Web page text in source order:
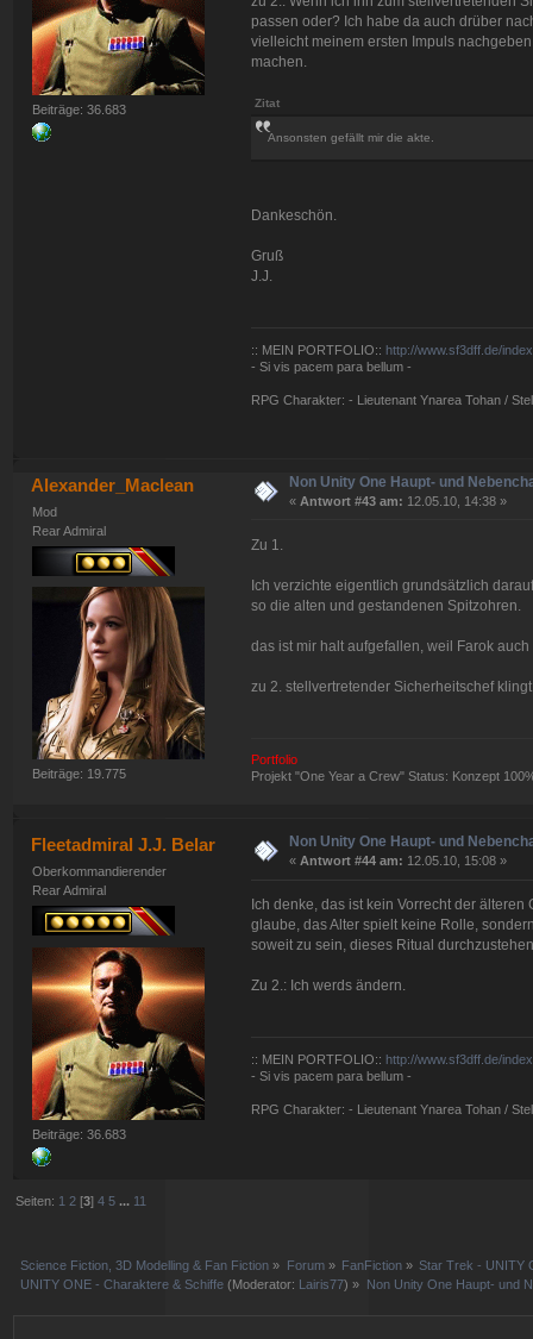
Beiträge: 36.683
passen oder? Ich habe da auch drüber
vielleicht meinem ersten Impuls
machen.
Zitat
Ansonsten gefällt mir die akte.
Dankeschön.
Gruß
J.J.
:: MEIN PORTFOLIO:: http://www.sf3dff.de/
- Si vis pacem para bellum -
RPG Charakter: - Lieutenant Ynarea Tohan /
Alexander_Maclean
Mod
Rear Admiral
Beiträge: 19.775
Non Unity One Haupt- und
« Antwort #43 am: 12.05.10, 14:38 »
Zu 1.
Ich verzichte eigentlich grundsätzlich
so die alten und gestandenen Spitzohren.
das ist mir halt aufgefallen, weil Farok
zu 2. stellvertretender Sicherheitschef
Portfolio
Projekt "One Year a Crew" Status: Konzept
Fleetadmiral J.J. Belar
Oberkommandierender
Rear Admiral
Beiträge: 36.683
Non Unity One Haupt- und
« Antwort #44 am: 12.05.10, 15:08 »
Ich denke, das ist kein Vorrecht der
glaube, das Alter spielt keine Rolle,
soweit zu sein, dieses Ritual
Zu 2.: Ich werds ändern.
:: MEIN PORTFOLIO:: http://www.sf3dff.de/
- Si vis pacem para bellum -
RPG Charakter: - Lieutenant Ynarea Tohan /
Seiten: 1 2 [3]4 5 ... 11
Science Fiction, 3D Modelling & Fan Fiction » Forum» FanFiction » Star Trek - UNITY
UNITY ONE - Charaktere & Schiffe (Moderator: Lairis77) » Non Unity One Haupt- und